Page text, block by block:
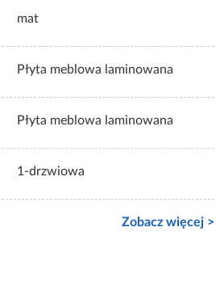
mat
Płyta meblowa laminowana
Płyta meblowa laminowana
1-drzwiowa
Zobacz więcej >